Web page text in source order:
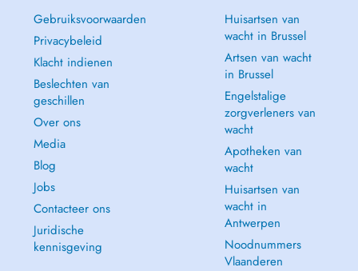
Gebruiksvoorwaarden
Privacybeleid
Klacht indienen
Beslechten van
geschillen
Over ons
Media
Blog
Jobs
Contacteer ons
Juridische
kennisgeving
Huisartsen van
wacht in Brussel
Artsen van wacht
in Brussel
Engelstalige
zorgverleners van
wacht
Apotheken van
wacht
Huisartsen van
wacht in
Antwerpen
Noodnummers
Vlaanderen